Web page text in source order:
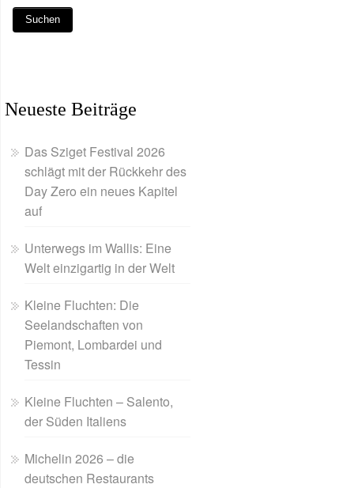
Neueste Beiträge
Das Sziget Festival 2026
schlägt mit der Rückkehr des
Day Zero ein neues Kapitel
auf
Unterwegs im Wallis: Eine
Welt einzigartig in der Welt
Kleine Fluchten: Die
Seelandschaften von
Piemont, Lombardei und
Tessin
Kleine Fluchten – Salento,
der Süden Italiens
Michelin 2026 – die
deutschen Restaurants